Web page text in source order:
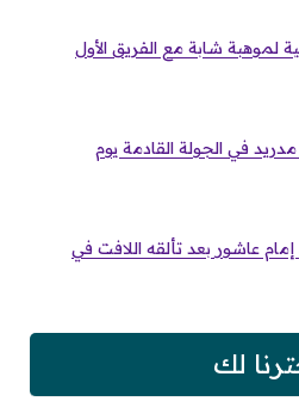
لموهبة شابة مع الفريق الأول
في الجولة القادمة يوم
عاشور بعد تألقه اللافت في
لك